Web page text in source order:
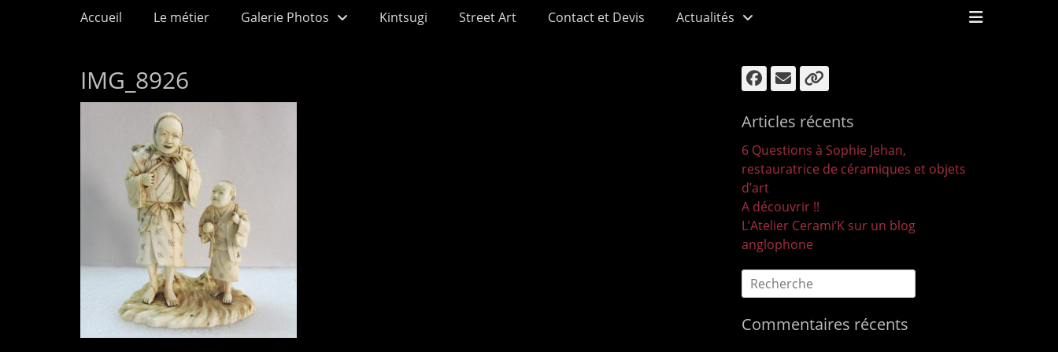
Menu principal
AllerAccueil Le métier Galerie Photos Kintsugi Street Art Contact et Devis Actualités
Ouvrir/
IMG_8926 Facebook
E-
mail
Articles récents
6 Questions à Sophie Jehan,
restauratrice de céramiques et objets
d’art
A découvrir !!
L’Atelier Cerami’K sur un blog
anglophone
Recherche
pour :
Commentaires récents